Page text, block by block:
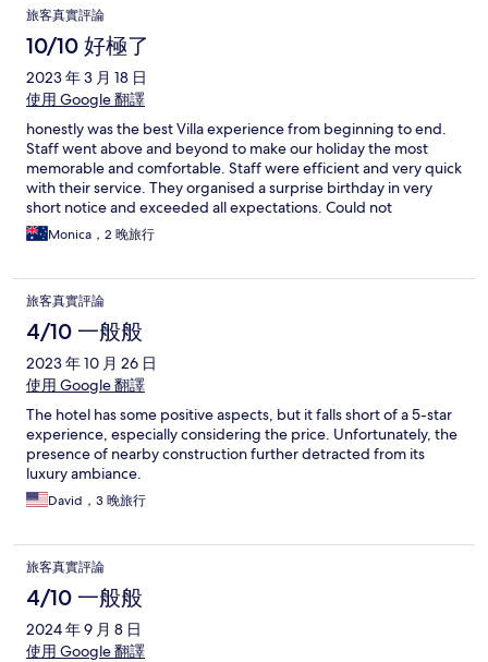
旅客真實評論
10/10 好極了
2023 年 3 月 18 日
使用 Google 翻譯
honestly was the best Villa experience from beginning to end.
Staff went above and beyond to make our holiday the most
memorable and comfortable. Staff were efficient and very quick
with their service. They organised a surprise birthday in very
short notice and exceeded all expectations. Could not
recommend a better place to stay in Bali ! Definitely recommend
this place !!
Monica，2 晚旅行
旅客真實評論
4/10 一般般
2023 年 10 月 26 日
使用 Google 翻譯
The hotel has some positive aspects, but it falls short of a 5-star
experience, especially considering the price. Unfortunately, the
presence of nearby construction further detracted from its
luxury ambiance.
David，3 晚旅行
旅客真實評論
4/10 一般般
2024 年 9 月 8 日
使用 Google 翻譯